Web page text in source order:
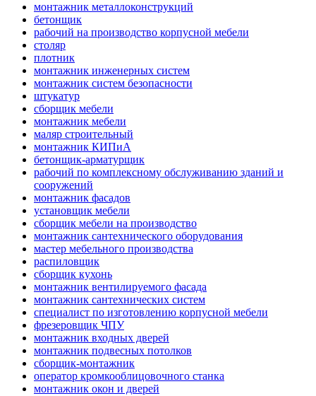
монтажник металлоконструкций
бетонщик
рабочий на производство корпусной мебели
столяр
плотник
монтажник инженерных систем
монтажник систем безопасности
штукатур
сборщик мебели
монтажник мебели
маляр строительный
монтажник КИПиА
бетонщик-арматурщик
рабочий по комплексному обслуживанию зданий и
сооружений
монтажник фасадов
установщик мебели
сборщик мебели на производство
монтажник сантехнического оборудования
мастер мебельного производства
распиловщик
сборщик кухонь
монтажник вентилируемого фасада
монтажник сантехнических систем
специалист по изготовлению корпусной мебели
фрезеровщик ЧПУ
монтажник входных дверей
монтажник подвесных потолков
сборщик-монтажник
оператор кромкооблицовочного станка
монтажник окон и дверей